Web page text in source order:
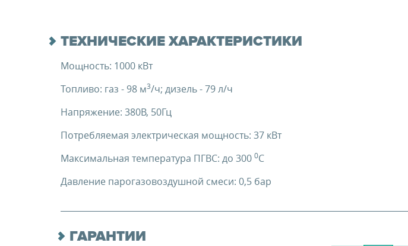
ТЕХНИЧЕСКИЕ ХАРАКТЕРИСТИКИ
Мощность: 1000 кВт
Топливо: газ - 98 м3/ч; дизель - 79 л/ч
Напряжение: 380В, 50Гц
Потребляемая электрическая мощность: 37 кВт
Максимальная температура ПГВС: до 300 0C
Давление парогазовоздушной смеси: 0,5 бар
ГАРАНТИИ